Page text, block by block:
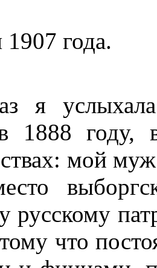
1907 года.
я
1888 году,
мой
русскому
что